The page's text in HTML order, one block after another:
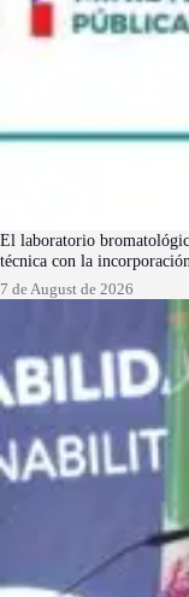
El laboratorio
técnica con la
7 de August de 2026